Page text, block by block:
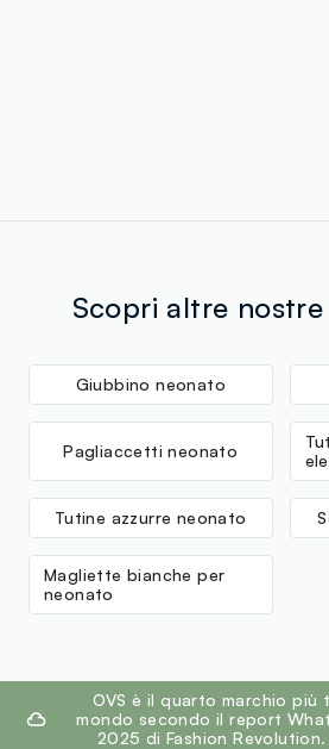
Scopri altre
Giubbino neonato
Pagliaccetti neonato
Tutine azzurre neonato
Magliette bianche per
neonato
footer.ariatitleOVS è il quarto marchio più
mondo secondo il report What
2025 di Fashion Revolution.